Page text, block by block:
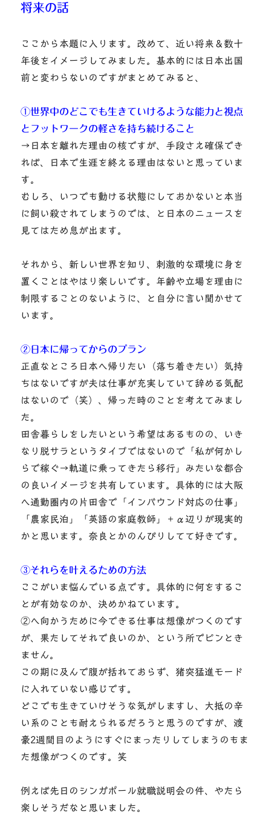
将来の話
ここから本題に入ります。改めて、近い将来＆数十
年後をイメージしてみました。基本的には日本出国
前と変わらないのですがまとめてみると、
①世界中のどこでも生きていけるような能力と視点
とフットワークの軽さを持ち続けること
→日本を離れた理由の核ですが、手段さえ確保でき
れば、日本で生涯を終える理由はないと思っていま
す。
むしろ、いつでも動ける状態にしておかないと本当
に飼い殺されてしまうのでは、と日本のニュースを
見てはため息が出ます。
それから、新しい世界を知り、刺激的な環境に身を
置くことはやはり楽しいです。年齢や立場を理由に
制限することのないように、と自分に言い聞かせて
います。
②日本に帰ってからのプラン
正直なところ日本へ帰りたい（落ち着きたい）気持
ちはないですが夫は仕事が充実していて辞める気配
はないので（笑）、帰った時のことを考えてみまし
た。
田舎暮らしをしたいという希望はあるものの、いき
なり脱サラというタイプではないので「私が何かし
らで稼ぐ→軌道に乗ってきたら移行」みたいな都合
の良いイメージを共有しています。具体的には大阪
へ通勤圏内の片田舎で「インバウンド対応の仕事」
「農家民泊」「英語の家庭教師」＋α辺りが現実的
かと思います。奈良とかのんびりしてて好きです。
③それらを叶えるための方法
ここがいま悩んでいる点です。具体的に何をするこ
とが有効なのか、決めかねています。
②へ向かうために今できる仕事は想像がつくのです
が、果たしてそれで良いのか、という所でピンとき
ません。
この期に及んで腹が括れておらず、猪突猛進モード
に入れていない感じです。
どこでも生きていけそうな気がしますし、大抵の辛
い系のことも耐えられるだろうと思うのですが、渡
豪2週間目のようにすぐにまったりしてしまうのもま
た想像がつくのです。笑
例えば先日のシンガポール就職説明会の件、やたら
楽しそうだなと思いました。